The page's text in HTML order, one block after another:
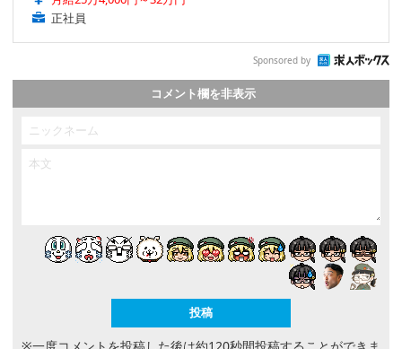
正社員
Sponsored by
コメント欄を非表示
※一度コメントを投稿した後は約120秒間投稿することができま